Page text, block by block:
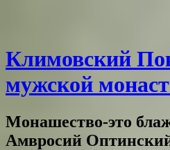
Климовский
мужской
Монашество-это
Амвросий